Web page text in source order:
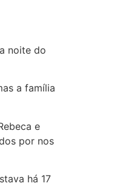
noite do
a família
e
por nos
há 17